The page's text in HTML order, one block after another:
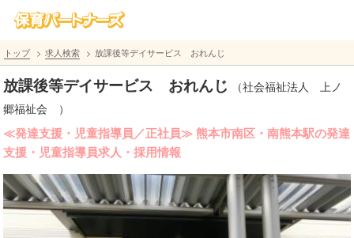
トップ 求人検索 放課後等デイサービス おれんじ
放課後等デイサービス おれんじ
（社会福祉法人 上ノ
郷福祉会 ）
≪発達支援・児童指導員／正社員≫ 熊本市南区・南熊本駅の発達
支援・児童指導員求人・採用情報